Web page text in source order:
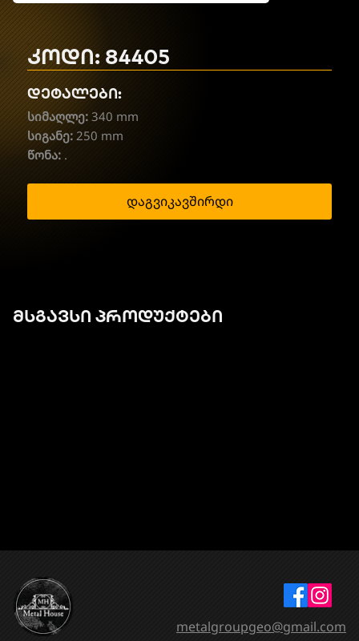
კოდი: 84405
დეტალები:
სიმაღლე: 340 mm
სიგანე: 250 mm
წონა: .
დაგვიკავშირდი
მსგავსი პროდუქტები
metalgroupgeo@gmail.com